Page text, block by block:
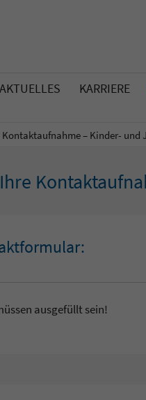
AKTUELLES KARRIERE
Kontaktaufnahme – Kinder- und
ausgefüllt sein!